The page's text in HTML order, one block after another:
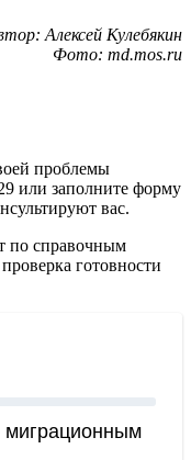
Алексей Кулебякин
Фото: md.mos.ru
проблемы
или заполните форму
вас.
по справочным
готовности